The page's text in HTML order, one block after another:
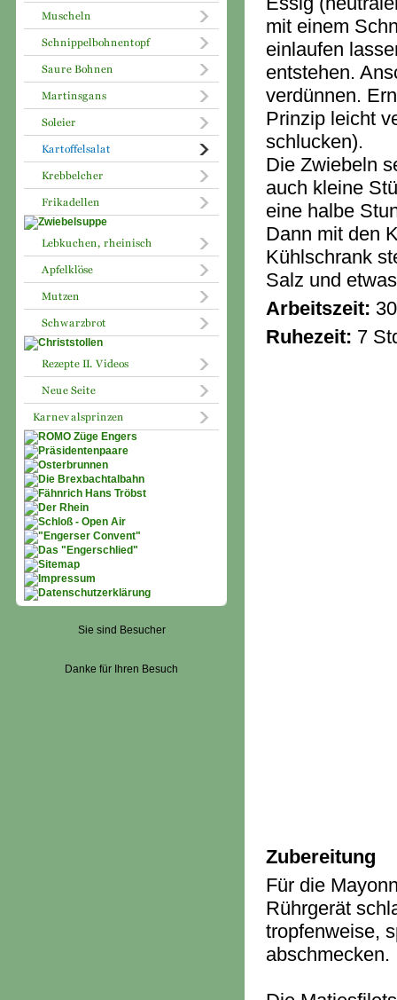
Sie sind Besucher
Danke für Ihren Besuch
mit einem
einlaufen
entstehen.
verdünnen.
Prinzip leicht
schlucken).
Die Zwiebeln
auch kleine
eine halbe
Dann mit den
Kühlschrank
Salz und
Arbeitszeit:
Ruhezeit: 7
Zubereitung
Für die
Rührgerät
tropfenweise,
abschmecken.